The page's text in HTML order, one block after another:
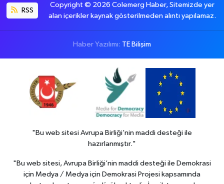
RSS
Copyright © 2026 Colemerg Haber, Sitemizde yer
alan içerikler kaynak gösterilmeden alıntı yapılamaz.
Haber Yazılımı: TE Bilişim
"Bu web sitesi Avrupa Birliği’nin maddi desteği ile
hazırlanmıştır."
"Bu web sitesi, Avrupa Birliği’nin maddi desteği ile Demokrasi
için Medya / Medya için Demokrasi Projesi kapsamında